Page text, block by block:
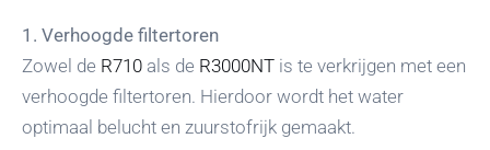
1. Verhoogde filtertoren
Zowel de R710 als de R3000NT is te verkrijgen met een
verhoogde filtertoren. Hierdoor wordt het water
optimaal belucht en zuurstofrijk gemaakt.